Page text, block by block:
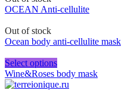
OCEAN Anti-cellulite
Out of stock
Ocean body anti-cellulite mask
Select options
Wine&Roses body mask